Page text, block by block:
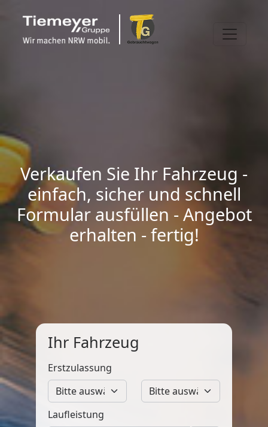
Verkaufen Sie Ihr Fahrzeug -
einfach, sicher und schnell
Formular ausfüllen - Angebot
erhalten - fertig!
Ihr Fahrzeug
Erstzulassung
Laufleistung